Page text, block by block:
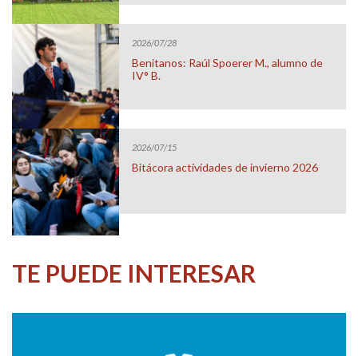
2026/07/28
Benitanos: Raúl Spoerer M., alumno de
IV° B.
2026/07/15
Bitácora actividades de invierno 2026
TE PUEDE INTERESAR